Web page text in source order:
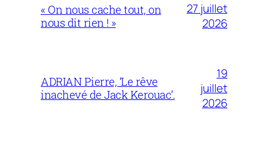
« On nous cache tout, on
nous dit rien ! »
27 juillet
2026
ADRIAN Pierre, ‘Le rêve
inachevé de Jack Kerouac’.
19
juillet
2026